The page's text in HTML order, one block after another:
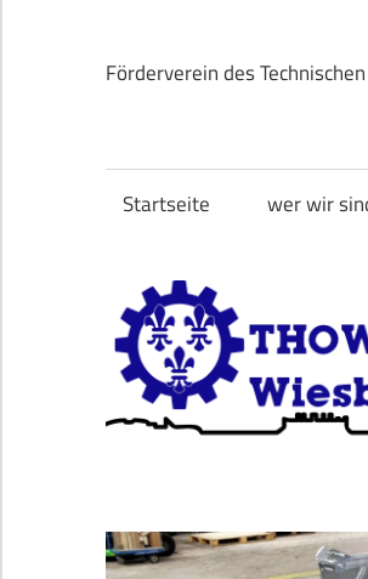
springen
Wiesbaden
Förderverein des
Startseite wer wir